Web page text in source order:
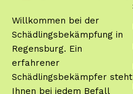
Willkommen bei der
Schädlingsbekämpfung in
Regensburg. Ein
erfahrener
Schädlingsbekämpfer steht
Ihnen bei jedem Befall